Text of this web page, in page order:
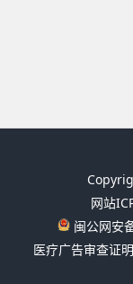
网站
闽公网安
医疗广告审查证